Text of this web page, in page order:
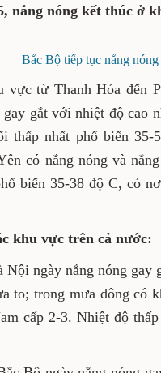
đối thấp nhất
Bắc Bộ tiếp tục nắng
vực từ Thanh Hóa
nơi đặc biệt gay gắt
40 độ C; độ ẩm
và khu vực từ
có nơi đặc biệt
trên 39 độ C; độ
khu vực trên cả
Nội ngày nắng
có mưa vừa, mưa
và gió giật mạnh.